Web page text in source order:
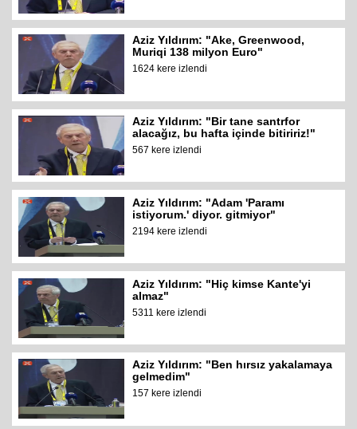
Aziz Yıldırım: "Ake, Greenwood,
Muriqi 138 milyon Euro"
1624 kere izlendi
Aziz Yıldırım: "Bir tane santrfor
alacağız, bu hafta içinde bitiririz!"
567 kere izlendi
Aziz Yıldırım: "Adam 'Paramı
istiyorum.' diyor. gitmiyor"
2194 kere izlendi
Aziz Yıldırım: "Hiç kimse Kante'yi
almaz"
5311 kere izlendi
Aziz Yıldırım: "Ben hırsız yakalamaya
gelmedim"
157 kere izlendi